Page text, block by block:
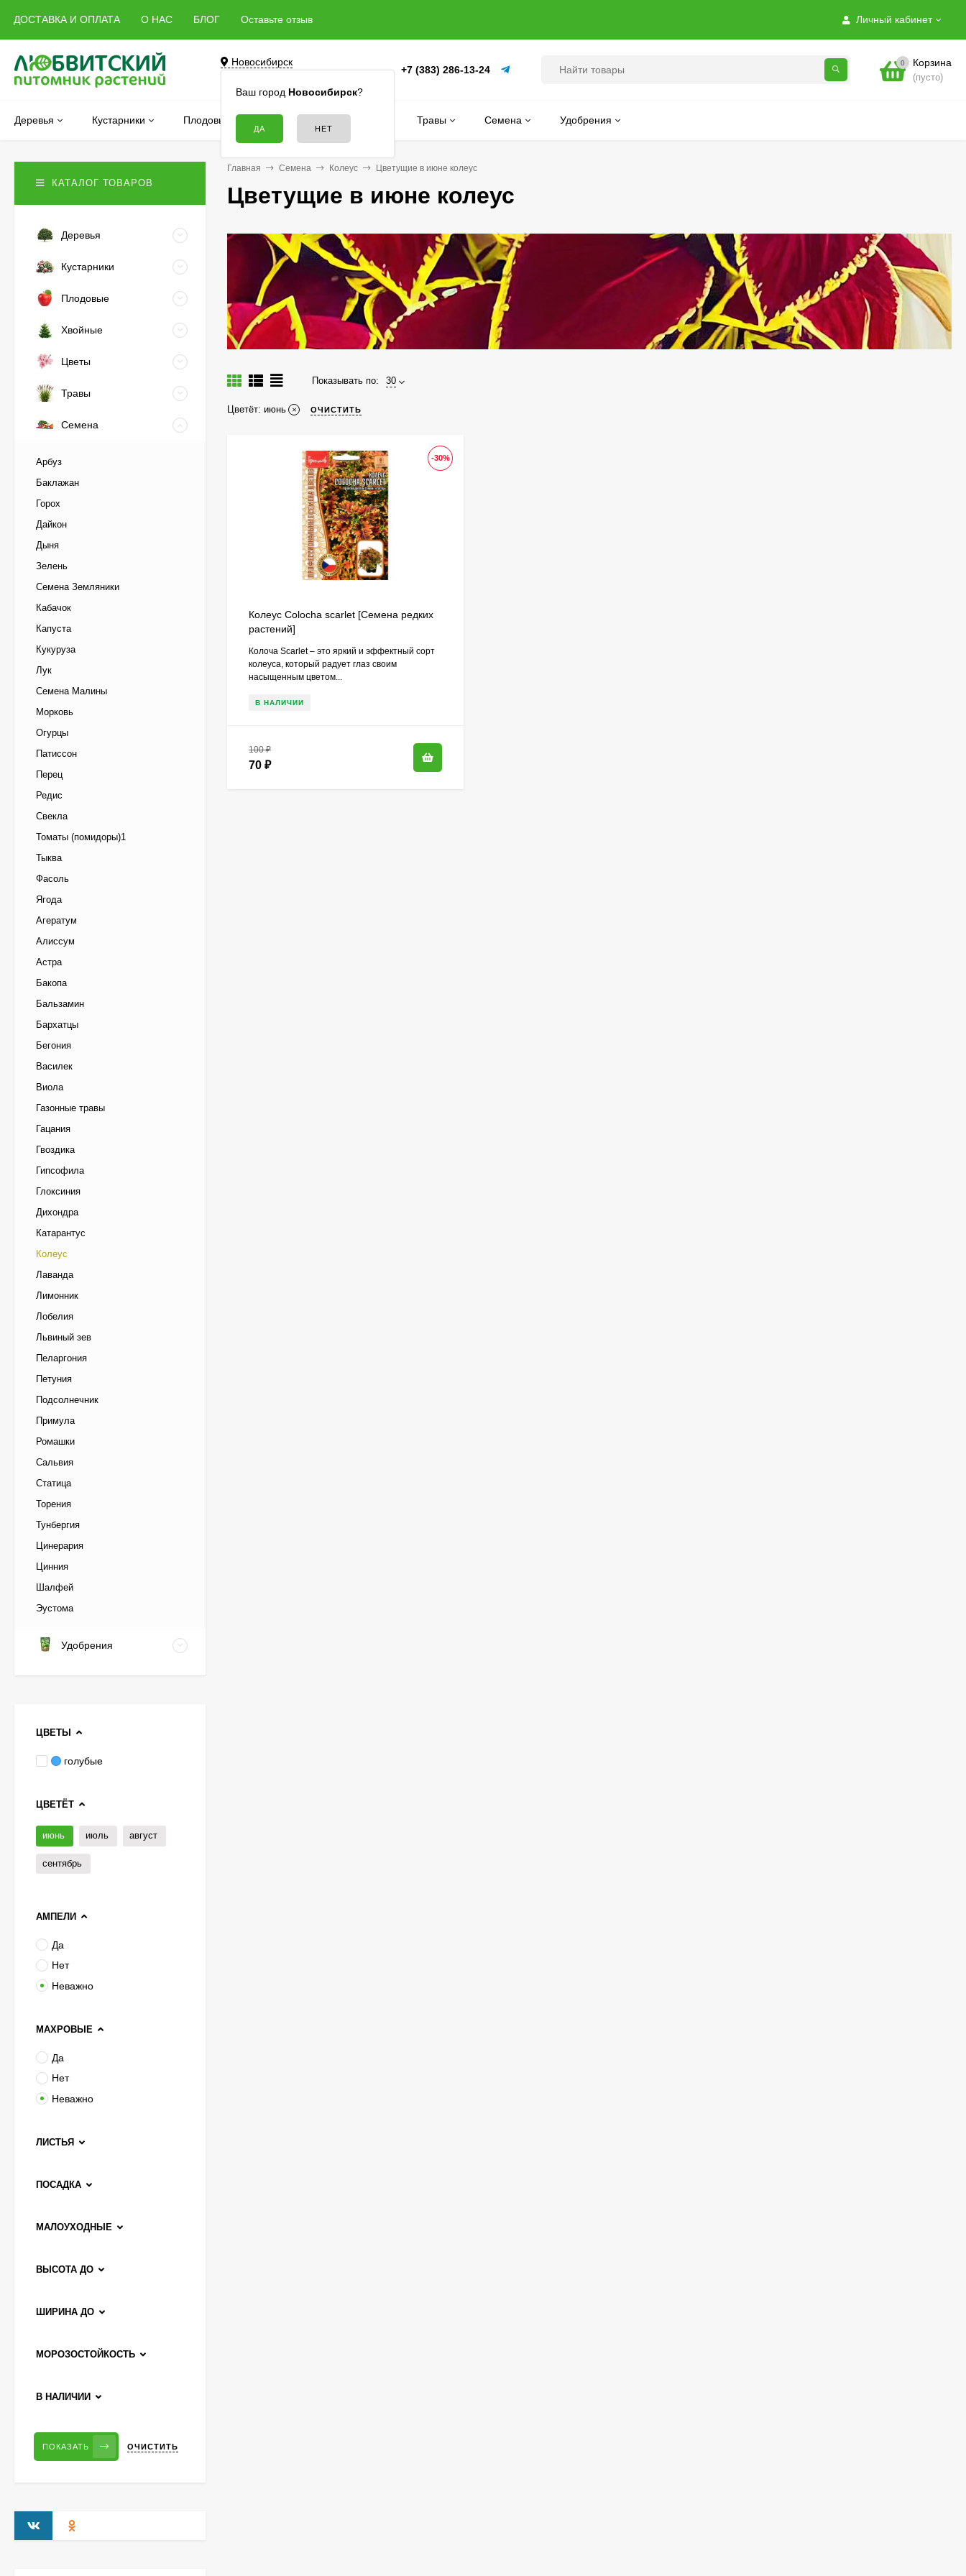
Личный кабинет
ДОСТАВКА И ОПЛАТА О НАС БЛОГ Оставьте отзыв
Новосибирск
Ваш город Новосибирск?
+7 (383) 286-13-24
0 Корзина
(пусто)
Деревья Кустарники Плодовые Хвойные Цветы Травы Семена Удобрения
Главная Семена Колеус Цветущие в июне колеус
Цветущие в июне колеус
Показывать по: 30
Цветёт: июнь ОЧИСТИТЬ
-30%
Колеус Colocha scarlet [Семена редких
растений]
Колоча Scarlet – это яркий и эффектный сорт
колеуса, который радует глаз своим
насыщенным цветом...
В НАЛИЧИИ
100₽
70 ₽
КАТАЛОГ ТОВАРОВ
Деревья
Кустарники
Плодовые
Хвойные
Цветы
Травы
Семена
Арбуз
Баклажан
Горох
Дайкон
Дыня
Зелень
Семена Земляники
Кабачок
Капуста
Кукуруза
Лук
Семена Малины
Морковь
Огурцы
Патиссон
Перец
Редис
Свекла
Томаты (помидоры)1
Тыква
Фасоль
Ягода
Агератум
Алиссум
Астра
Бакопа
Бальзамин
Бархатцы
Бегония
Василек
Виола
Газонные травы
Гацания
Гвоздика
Гипсофила
Глоксиния
Дихондра
Катарантус
Колеус
Лаванда
Лимонник
Лобелия
Львиный зев
Пеларгония
Петуния
Подсолнечник
Примула
Ромашки
Сальвия
Статица
Торения
Тунбергия
Цинерария
Цинния
Шалфей
Эустома
Удобрения
ЦВЕТЫ
голубые
ЦВЕТЁТ
июнь июль август
сентябрь
АМПЕЛИ
Да
Нет
Неважно
МАХРОВЫЕ
Да
Нет
Неважно
ЛИСТЬЯ
ПОСАДКА
МАЛОУХОДНЫЕ
ВЫСОТА ДО
ШИРИНА ДО
МОРОЗОСТОЙКОСТЬ
В НАЛИЧИИ
ПОКАЗАТЬ ОЧИСТИТЬ
590
430
800
(Summer Love)
Зебра (Golden Zebra)